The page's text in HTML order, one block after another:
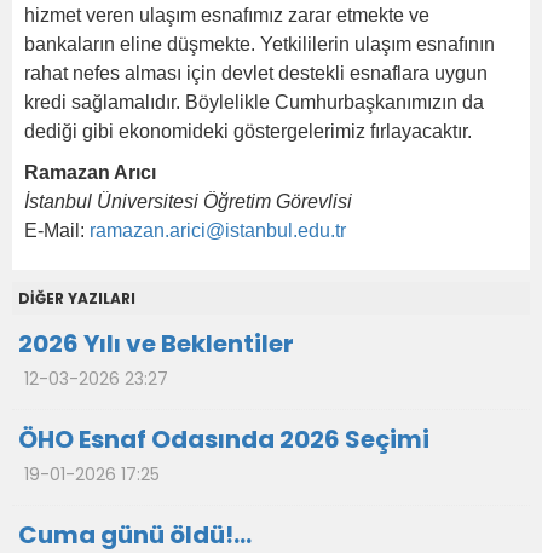
hizmet veren ulaşım esnafımız zarar etmekte ve
bankaların eline düşmekte. Yetkililerin ulaşım esnafının
rahat nefes alması için devlet destekli esnaflara uygun
kredi sağlamalıdır. Böylelikle Cumhurbaşkanımızın da
dediği gibi ekonomideki göstergelerimiz fırlayacaktır.
Ramazan Arıcı
İstanbul Üniversitesi Öğretim Görevlisi
E-Mail: ramazan.arici@istanbul.edu.tr
DİĞER YAZILARI
2026 Yılı ve Beklentiler
12-03-2026 23:27
ÖHO Esnaf Odasında 2026 Seçimi
19-01-2026 17:25
Cuma günü öldü!...